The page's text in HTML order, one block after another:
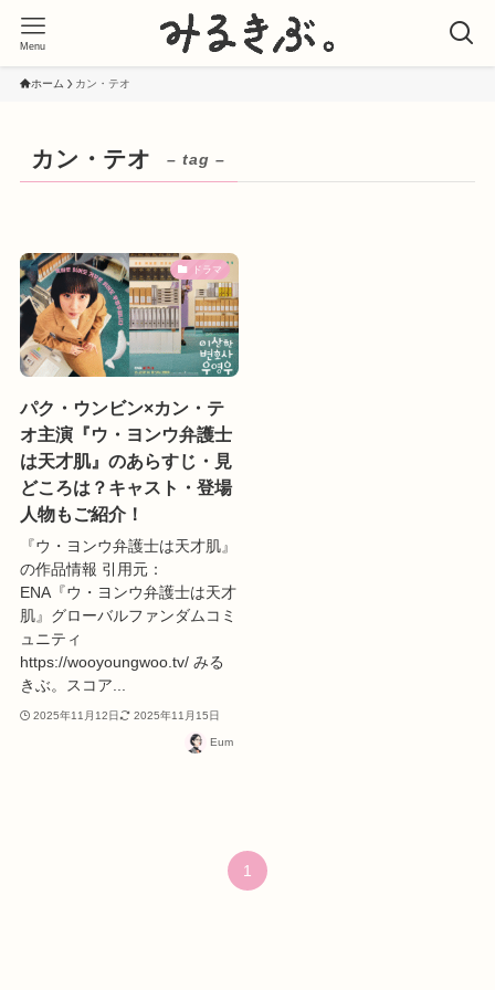
Menu
ホーム カン・テオ
カン・テオ – tag –
ドラマ
パク・ウンビン×カン・テ
オ主演『ウ・ヨンウ弁護士
は天才肌』のあらすじ・見
どころは？キャスト・登場
人物もご紹介！
『ウ・ヨンウ弁護士は天才肌』
の作品情報 引用元：
ENA『ウ・ヨンウ弁護士は天才
肌』グローバルファンダムコミ
ュニティ
https://wooyoungwoo.tv/ みる
きぶ。スコア...
2025年11月12日 2025年11月15日
Eum
1